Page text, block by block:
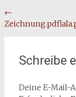
←
Schreibe
Deine E-Mail-